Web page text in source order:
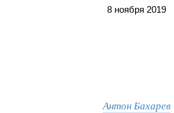
8 ноября 2019
Антон Бахарев